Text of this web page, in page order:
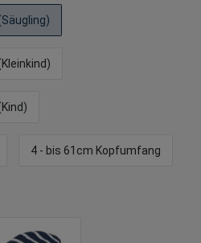
4 - bis 61cm Kopfumfang